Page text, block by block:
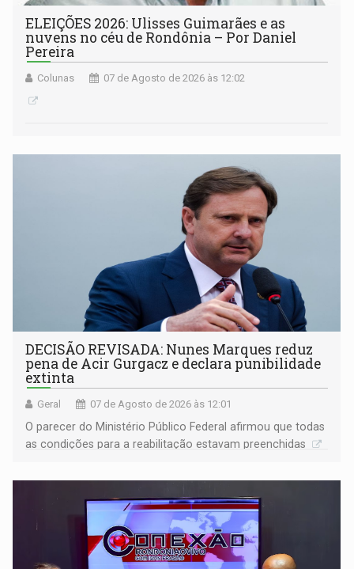
ELEIÇÕES 2026: Ulisses Guimarães e as
nuvens no céu de Rondônia – Por Daniel
Pereira
Colunas 07 de Agosto de 2026 às 12:02
DECISÃO REVISADA: Nunes Marques reduz
pena de Acir Gurgacz e declara punibilidade
extinta
Geral 07 de Agosto de 2026 às 12:01
O parecer do Ministério Público Federal afirmou que todas
as condições para a reabilitação estavam preenchidas